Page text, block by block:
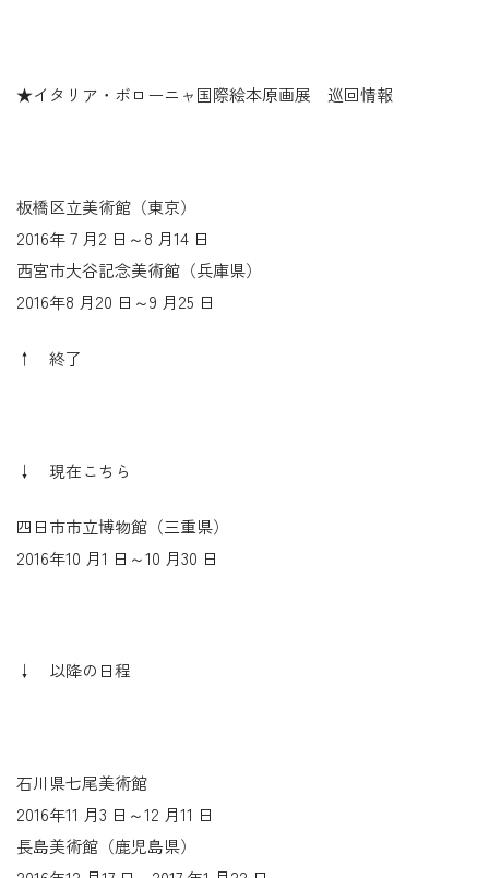
★イタリア・ボローニャ国際絵本原画展 巡回情報
板橋区立美術館（東京）
2016年７月2 日～8 月14 日
西宮市大谷記念美術館（兵庫県）
2016年8 月20 日～9 月25 日
↑ 終了
↓ 現在こちら
四日市市立博物館（三重県）
2016年10 月1 日～10 月30 日
↓ 以降の日程
石川県七尾美術館
2016年11 月3 日～12 月11 日
長島美術館（鹿児島県）